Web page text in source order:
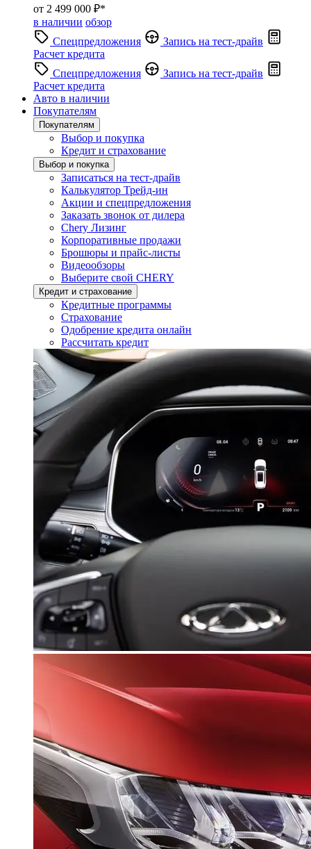
от 2 499 000 ₽*
в наличии обзор
Спецпредложения
Запись на тест-драйв
Расчет кредита
Спецпредложения
Запись на тест-драйв
Расчет кредита
Авто в наличии
Покупателям
Покупателям
Выбор и покупка
Кредит и страхование
Выбор и покупка
Записаться на тест-драйв
Калькулятор Трейд-ин
Акции и спецпредложения
Заказать звонок от дилера
Chery Лизинг
Корпоративные продажи
Брошюры и прайс-листы
Видеообзоры
Выберите свой CHERY
Кредит и страхование
Кредитные программы
Страхование
Одобрение кредита онлайн
Рассчитать кредит